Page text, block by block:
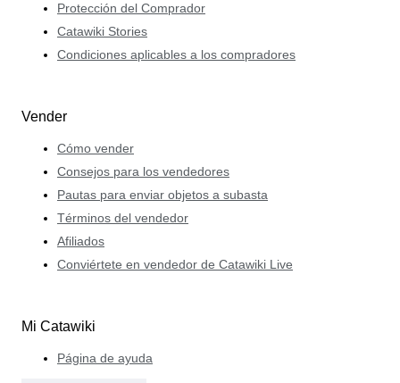
Protección del Comprador
Catawiki Stories
Condiciones aplicables a los compradores
Vender
Cómo vender
Consejos para los vendedores
Pautas para enviar objetos a subasta
Términos del vendedor
Afiliados
Conviértete en vendedor de Catawiki Live
Mi Catawiki
Página de ayuda